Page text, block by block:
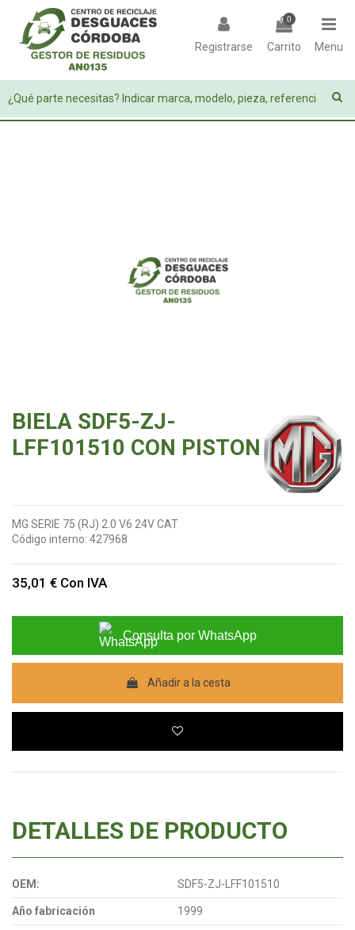
Registrarse
0
Carrito Menu
BIELA SDF5-ZJ-
LFF101510 CON PISTON
MG SERIE 75 (RJ) 2.0 V6 24V CAT
Código interno: 427968
35,01 € Con IVA
Consulta por WhatsApp
Añadir a la cesta
DETALLES DE PRODUCTO
OEM: SDF5-ZJ-LFF101510
Año fabricación 1999